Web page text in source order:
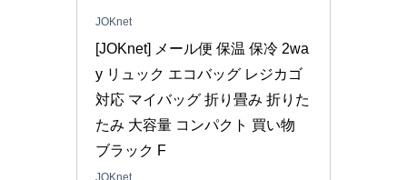
JOKnet
[JOKnet] メール便 保温 保冷 2wa
y リュック エコバッグ レジカゴ
対応 マイバッグ 折り畳み 折りた
たみ 大容量 コンパクト 買い物
ブラック F
JOKnet